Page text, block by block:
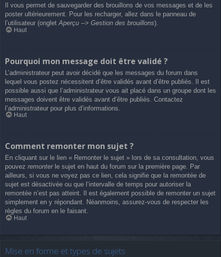
Il vous permet de sauvegarder des brouillons de vos messages et de les
poster ultérieurement. Pour les recharger, allez dans le panneau de
l’utilisateur (ongletAperçu --> Gestion des brouillons).
Haut
Pourquoi mon message doit être validé ?
L’administrateur peut avoir décidé que les messages du forum dans
lequel vous postez nécessitent d’être validés avant d’être publiés. Il est
possible aussi que l’administrateur vous ait placé dans un groupe dont les
messages doivent être validés avant d’être publiés. Contactez
l’administrateur pour plus d’informations.
Haut
Comment remonter mon sujet ?
En cliquant sur le lien « Remonter le sujet » lors de sa consultation, vous
pouvez remonterle sujet en haut du forum sur la première page. Par
ailleurs, si vous ne voyez pas ce lien, cela signifie que la remontée de
sujet est désactivée ou que l’intervalle de temps pour autoriser la
remontée n’est pas atteint. Il est également possible de remonter un sujet
simplement en y répondant. Néanmoins, assurez-vous de respecter les
règles du forum en le faisant.
Haut
Mise en forme et types de sujets